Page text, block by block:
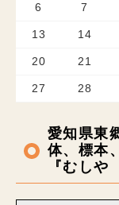
6 7
13 14
20 21
27 28
愛知県東
体、標本
『むしや